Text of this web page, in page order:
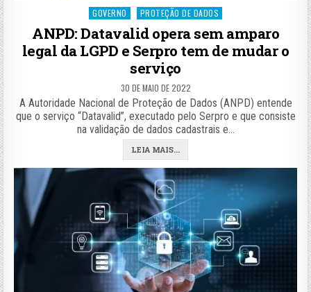
Posted
GOVERNO PROTEÇÃO DE DADOS
ANPD: Datavalid opera sem amparo
legal da LGPD e Serpro tem de mudar o
serviço
30 DE MAIO DE 2022
A Autoridade Nacional de Proteção de Dados (ANPD) entende
que o serviço “Datavalid”, executado pelo Serpro e que consiste
na validação de dados cadastrais e…
LEIA MAIS...